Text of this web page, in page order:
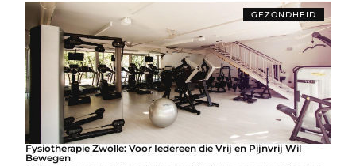
GEZONDHEID
Fysiotherapie Zwolle: Voor Iedereen die Vrij en Pijnvrij Wil
Bewegen